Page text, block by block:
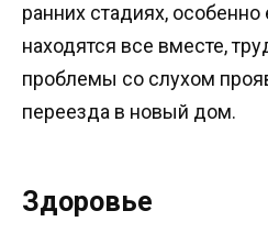
ранних стадиях,
находятся все вместе,
проблемы со слухом
переезда в новый дом.
Здоровье